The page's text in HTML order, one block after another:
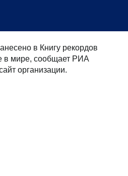
в Книгу рекордов
в мире, сообщает РИА
организации.